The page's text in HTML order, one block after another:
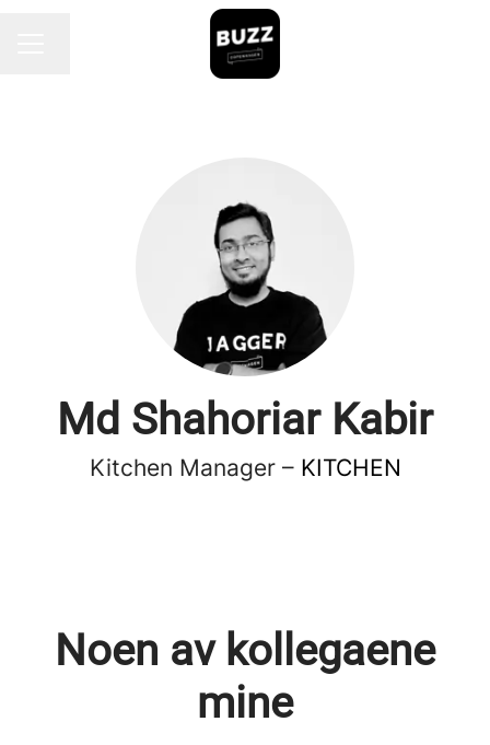
Md Shahoriar Kabir
Kitchen Manager – KITCHEN
Noen av kollegaene
mine